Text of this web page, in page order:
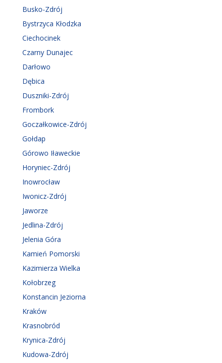
Busko-Zdrój
Bystrzyca Kłodzka
Ciechocinek
Czarny Dunajec
Darłowo
Dębica
Duszniki-Zdrój
Frombork
Goczałkowice-Zdrój
Gołdap
Górowo Iławeckie
Horyniec-Zdrój
Inowrocław
Iwonicz-Zdrój
Jaworze
Jedlina-Zdrój
Jelenia Góra
Kamień Pomorski
Kazimierza Wielka
Kołobrzeg
Konstancin Jeziorna
Kraków
Krasnobród
Krynica-Zdrój
Kudowa-Zdrój